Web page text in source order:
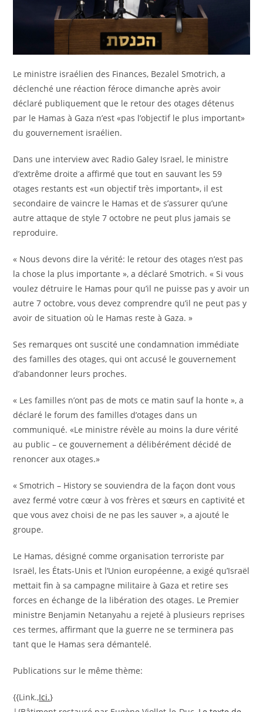
Le ministre israélien des Finances, Bezalel Smotrich, a
déclenché une réaction féroce dimanche après avoir
déclaré publiquement que le retour des otages détenus
par le Hamas à Gaza n’est «pas l’objectif le plus important»
du gouvernement israélien.
Dans une interview avec Radio Galey Israel, le ministre
d’extrême droite a affirmé que tout en sauvant les 59
otages restants est «un objectif très important», il est
secondaire de vaincre le Hamas et de s’assurer qu’une
autre attaque de style 7 octobre ne peut plus jamais se
reproduire.
« Nous devons dire la vérité: le retour des otages n’est pas
la chose la plus importante », a déclaré Smotrich. « Si vous
voulez détruire le Hamas pour qu’il ne puisse pas y avoir un
autre 7 octobre, vous devez comprendre qu’il ne peut pas y
avoir de situation où le Hamas reste à Gaza. »
Ses remarques ont suscité une condamnation immédiate
des familles des otages, qui ont accusé le gouvernement
d’abandonner leurs proches.
« Les familles n’ont pas de mots ce matin sauf la honte », a
déclaré le forum des familles d’otages dans un
communiqué. «Le ministre révèle au moins la dure vérité
au public – ce gouvernement a délibérément décidé de
renoncer aux otages.»
« Smotrich – History se souviendra de la façon dont vous
avez fermé votre cœur à vos frères et sœurs en captivité et
que vous avez choisi de ne pas les sauver », a ajouté le
groupe.
Le Hamas, désigné comme organisation terroriste par
Israël, les États-Unis et l’Union européenne, a exigé qu’Israël
mettait fin à sa campagne militaire à Gaza et retire ses
forces en échange de la libération des otages. Le Premier
ministre Benjamin Netanyahu a rejeté à plusieurs reprises
ces termes, affirmant que la guerre ne se terminera pas
tant que le Hamas sera démantelé.
Publications sur le même thème:
{{Link.,Ici.}